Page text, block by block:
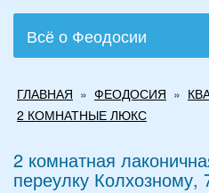
Всё о Феодосии
здесь
ГЛАВНАЯ » ФЕОДОСИЯ »
2 КОМНАТНЫЕ ЛЮКС
2 комнатная
переулку Колхозному,